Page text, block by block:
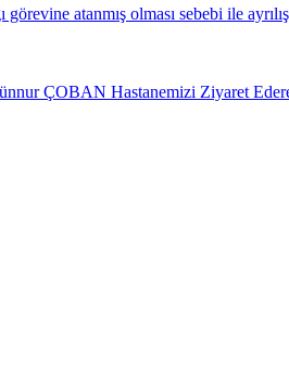
atanmış olması sebebi ile ayrılış
ÇOBAN Hastanemizi Ziyaret